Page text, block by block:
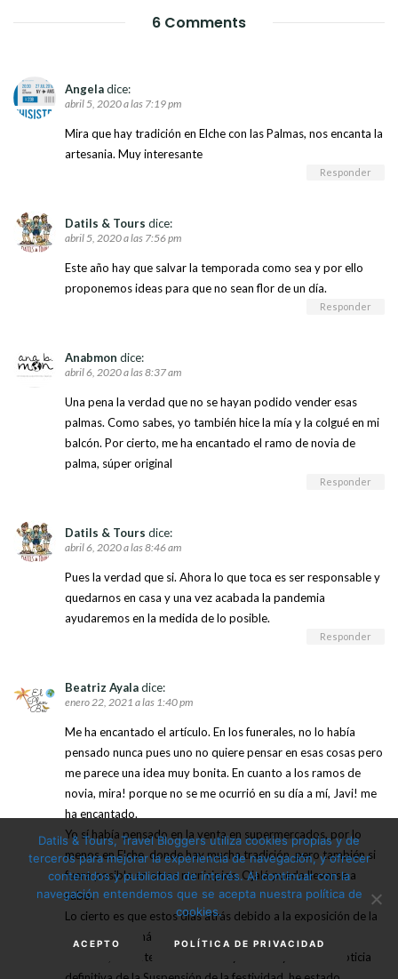
6 Comments
Angeladice:
abril 5, 2020 a las 7:19 pm
Mira que hay tradición en Elche con las Palmas, nos encanta la
artesania. Muy interesante
Responder
Datils & Tours dice:
abril 5, 2020 a las 7:56 pm
Este año hay que salvar la temporada como sea y por ello
proponemos ideas para que no sean flor de un día.
Responder
Anabmon dice:
abril 6, 2020 a las 8:37 am
Una pena la verdad que no se hayan podido vender esas
palmas. Como sabes, yo también hice la mía y la colgué en mi
balcón. Por cierto, me ha encantado el ramo de novia de
palma, súper original
Responder
Datils & Tours dice:
abril 6, 2020 a las 8:46 am
Pues la verdad que si. Ahora lo que toca es ser responsable y
quedarnos en casa y una vez acabada la pandemia
ayudaremos en la medida de lo posible.
Responder
Beatriz Ayaladice:
enero 22, 2021 a las 1:40 pm
Me ha encantado el artículo. En los funerales, no lo había
pensado nunca pues uno no quiere pensar en esas cosas pero
me parece una idea muy bonita. En cuanto a los ramos de
novia, mira! porque no se me ocurrió en su día a mí, Javi! me
ha encantado.
Yo sí había pensado en la venta en supermercados, por lo
menos en Elche, donde hay mucha tradición, pero también si
fuera posible en otros municipios. Ojalá pueda llevarse a
cabo.
Lo cierto es que estos días atrás debido a la exposición de la
Palma Blanca más grande del mundo en el Paseo de la
estación, durante las Navidades y cuando ya saltó la noticia
Datils & Tours, Travel Bloggers utiliza cookies propias y de
terceros para mejorar la experiencia de navegación, y ofrecer
contenidos y publicidad de interés. Al continuar con la
navegación entendemos que se acepta nuestra política de
cookies.
ACEPTO POLÍTICA DE PRIVACIDAD